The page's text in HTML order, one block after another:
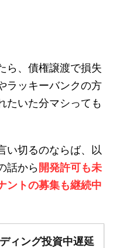
ら、債権譲渡で損失
ラッキーバンクの方
たいた分マシっても
い切るのならば、以
話から開発許可も未
ントの募集も継続中
ィング投資中遅延